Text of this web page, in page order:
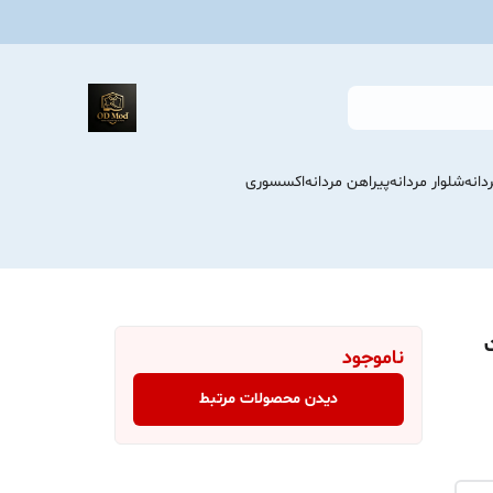
شلوار مردانهپیراهن مردانهاکسسوری
ناموجود
دیدن محصولات مرتبط